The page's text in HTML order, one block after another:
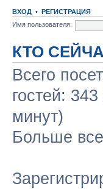
ВХОД • РЕГИСТРАЦИЯ
Имя пользователя:
КТО
Всего
гостей:
минут)
Больше